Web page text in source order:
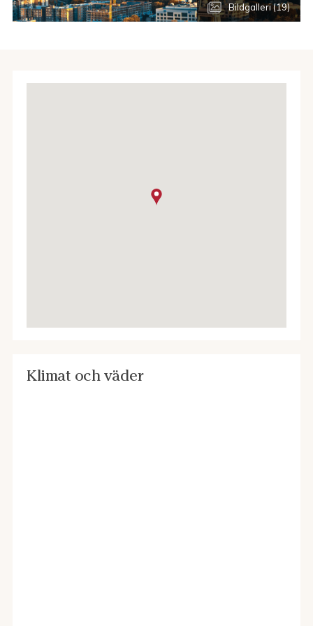
392 meter högt och är en aktiv vulkan som dock inte haft
I östra delen av Washington ligger statens näst största
Bildgalleri (19)
Klimat och väder